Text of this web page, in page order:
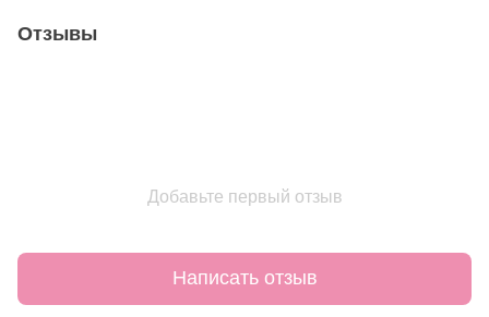
Отзывы
Добавьте первый отзыв
Написать отзыв